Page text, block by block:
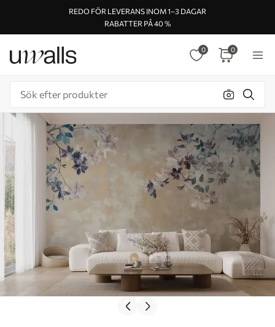
REDO FÖR LEVERANS INOM 1–3 DAGAR
RABATTER PÅ 40 %
0 0